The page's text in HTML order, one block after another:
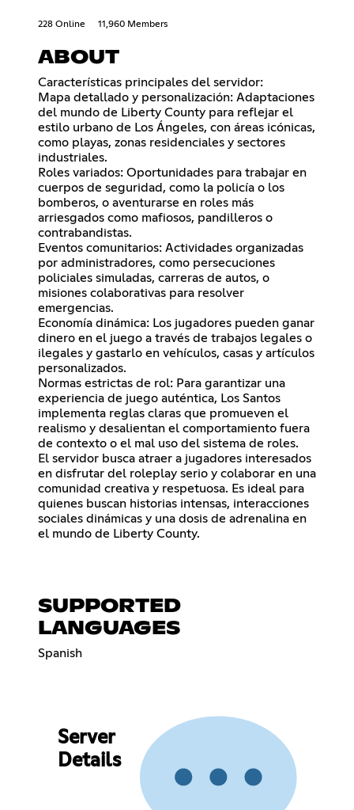
228 Online 11,960 Members
ABOUT
Características principales del servidor:
Mapa detallado y personalización: Adaptaciones
del mundo de Liberty County para reflejar el
estilo urbano de Los Ángeles, con áreas icónicas,
como playas, zonas residenciales y sectores
industriales.
Roles variados: Oportunidades para trabajar en
cuerpos de seguridad, como la policía o los
bomberos, o aventurarse en roles más
arriesgados como mafiosos, pandilleros o
contrabandistas.
Eventos comunitarios: Actividades organizadas
por administradores, como persecuciones
policiales simuladas, carreras de autos, o
misiones colaborativas para resolver
emergencias.
Economía dinámica: Los jugadores pueden ganar
dinero en el juego a través de trabajos legales o
ilegales y gastarlo en vehículos, casas y artículos
personalizados.
Normas estrictas de rol: Para garantizar una
experiencia de juego auténtica, Los Santos
implementa reglas claras que promueven el
realismo y desalientan el comportamiento fuera
de contexto o el mal uso del sistema de roles.
El servidor busca atraer a jugadores interesados
en disfrutar del roleplay serio y colaborar en una
comunidad creativa y respetuosa. Es ideal para
quienes buscan historias intensas, interacciones
sociales dinámicas y una dosis de adrenalina en
el mundo de Liberty County.
SUPPORTED
LANGUAGES
Spanish
Server
Details